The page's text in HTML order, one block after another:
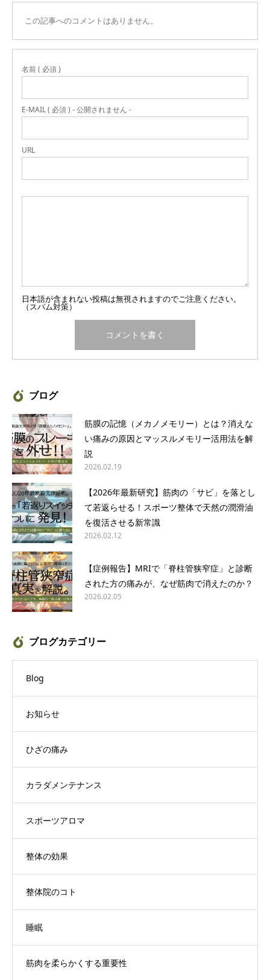
この記事へのコメントはありません。
名前 ( 必須 )
E-MAIL ( 必須 ) - 公開されません -
URL
日本語が含まれない投稿は無視されますのでご注意ください。
（スパム対策）
ブログ
筋膜の記憶（メカノメモリー）とは？消えな
い痛みの原因とマッスルメモリー活用法を解
説
2026.02.19
【2026年最新研究】筋肉の「サビ」を落とし
て若返らせる！スポーツ整体で天然の潤滑油
を復活させる新常識
2026.02.12
【症例報告】MRIで「脊柱管狭窄症」と診断
された方の痛みが、なぜ筋肉で消えたのか？
2026.02.05
ブログカテゴリー
Blog
お知らせ
ひざの痛み
カラダメンテナンス
スポーツアロマ
整体の効果
整体院のコト
睡眠
筋肉を柔らかくする重要性